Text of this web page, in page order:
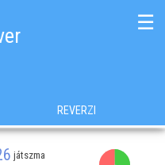
☰
REVERZI
játszma